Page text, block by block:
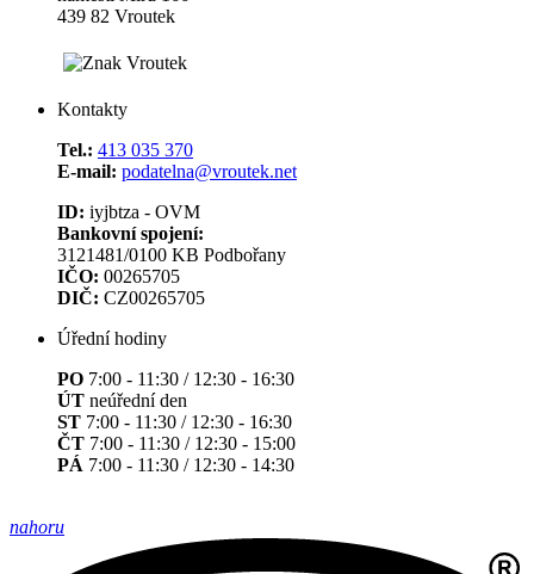
439 82 Vroutek
Kontakty
Tel.: 413 035 370
E-mail: podatelna@vroutek.net
ID: iyjbtza - OVM
Bankovní spojení:
3121481/0100 KB Podbořany
IČO: 00265705
DIČ: CZ00265705
Úřední hodiny
PO 7:00 - 11:30 / 12:30 - 16:30
ÚT neúřední den
ST 7:00 - 11:30 / 12:30 - 16:30
ČT 7:00 - 11:30 / 12:30 - 15:00
PÁ 7:00 - 11:30 / 12:30 - 14:30
nahoru